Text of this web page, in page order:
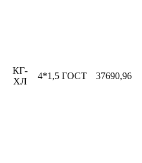
КГ-
ХЛ
4*1,5 ГОСТ 37690,96